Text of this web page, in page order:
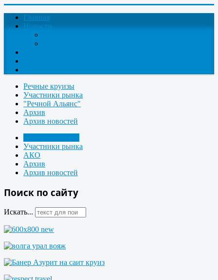
Главная
Новости
Речные круизы
Участники рынка
"Речной Альянс"
Архив
Архив новостей
Участники рынка
АКО
Архив
Архив новостей
Поиск по сайту
Искать...